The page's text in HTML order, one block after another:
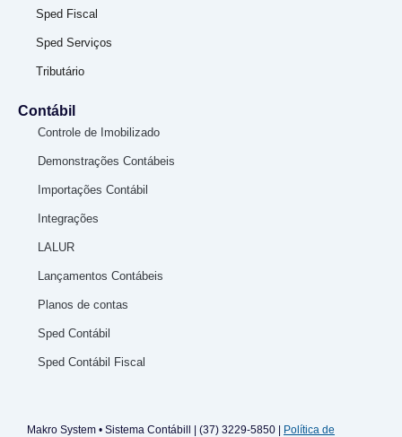
Sped Fiscal
Sped Serviços
Tributário
Contábil
Controle de Imobilizado
Demonstrações Contábeis
Importações Contábil
Integrações
LALUR
Lançamentos Contábeis
Planos de contas
Sped Contábil
Sped Contábil Fiscal
Makro System • Sistema Contábill | (37) 3229-5850 | Política de